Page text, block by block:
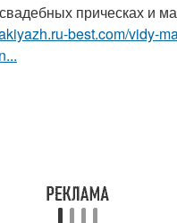
прическах и
best.com/vidy-